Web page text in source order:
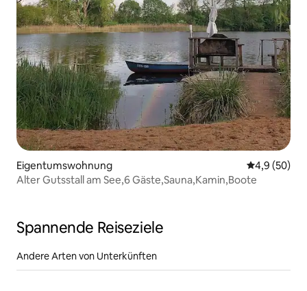
Eigentumswohnung
4,9 (50)
Alter Gutsstall am See,6 Gäste,Sauna,Kamin,Boote
Spannende Reiseziele
Andere Arten von Unterkünften